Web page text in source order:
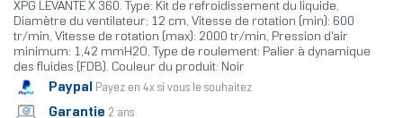
XPG LEVANTE X 360. Type: Kit de refroidissement du liquide,
Diamètre du ventilateur: 12 cm, Vitesse de rotation (min): 600
tr/min, Vitesse de rotation (max): 2000 tr/min, Pression d'air
minimum: 1,42 mmH2O, Type de roulement: Palier à dynamique
des fluides (FDB). Couleur du produit: Noir
Paypal Payez en 4x si vous le souhaitez
Garantie 2 ans